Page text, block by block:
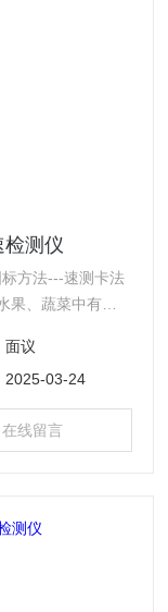
测仪
方法---速测卡法
果、蔬菜中有机
面议
2025-03-24
在线留言